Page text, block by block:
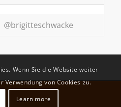
@brigitteschwacke
Wenn Sie die Website weiter
Verwendung von Cookies zu.
Learn more